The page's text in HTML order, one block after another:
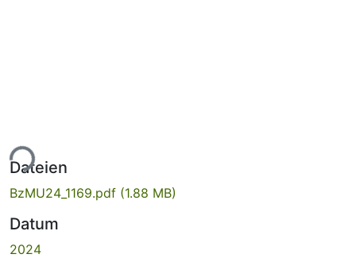
Dateien
BzMU24_1169.pdf (1.88 MB)
Datum
2024